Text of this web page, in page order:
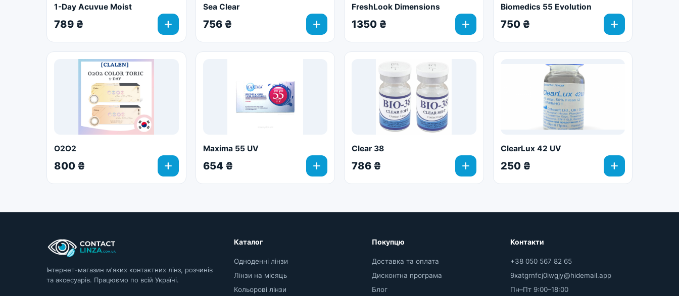
1-Day Acuvue Moist
789 ₴ add
Sea Clear
756 ₴ add
FreshLook Dimensions
1350 ₴ add
Biomedics 55 Evolution
750 ₴ add
O2O2
800 ₴ add
Maxima 55 UV
654 ₴ add
Clear 38
786 ₴ add
ClearLux 42 UV
250 ₴ add
Інтернет-магазин мʼяких контактних лінз, розчинів
та аксесуарів. Працюємо по всій Україні.
Каталог
Одноденні лінзи
Лінзи на місяць
Кольорові лінзи
Покупцю
Доставка та оплата
Дисконтна програма
Блог
Контакти
+38 050 567 82 65
9xatgrnfcj0iwgjy@hidemail.app
Пн–Пт 9:00–18:00